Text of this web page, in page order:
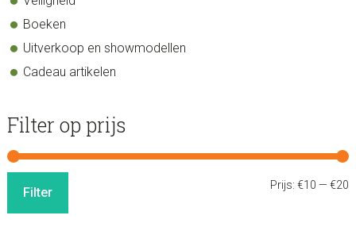
Boeken
Uitverkoop en showmodellen
Cadeau artikelen
Filter op prijs
Filter Prijs:€10 —€20